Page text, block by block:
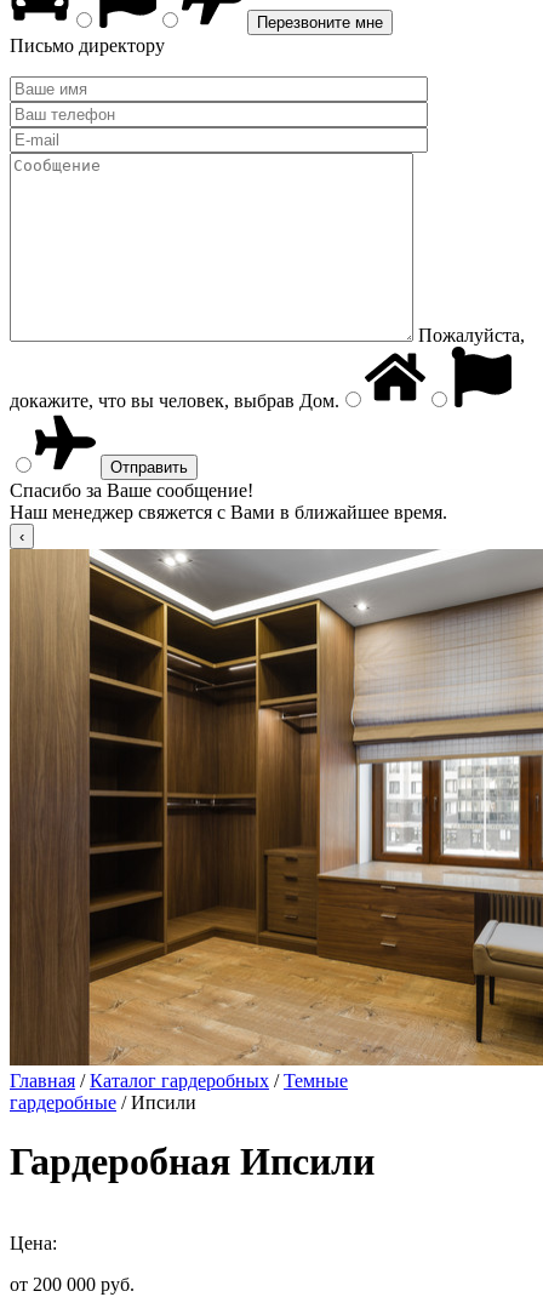
Письмо директору
Пожалуйста,
докажите, что вы человек, выбрав Дом.
Спасибо за Ваше сообщение!
Наш менеджер свяжется с Вами в ближайшее время.
Главная /Каталог гардеробных /Темные
гардеробные / Ипсили
Гардеробная Ипсили
Цена:
от 200 000 руб.